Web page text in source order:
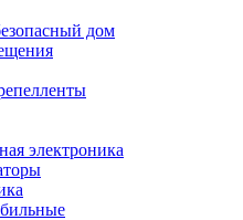
дом
электроника